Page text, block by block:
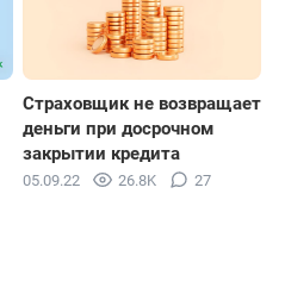
Страховщик не возвращает
деньги при досрочном
закрытии кредита
05.09.22 26.8K 27